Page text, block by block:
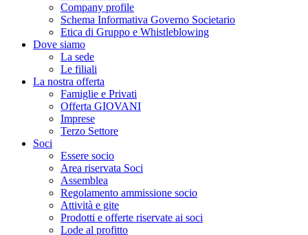
Company profile
Schema Informativa Governo Societario
Etica di Gruppo e Whistleblowing
Dove siamo
La sede
Le filiali
La nostra offerta
Famiglie e Privati
Offerta GIOVANI
Imprese
Terzo Settore
Soci
Essere socio
Area riservata Soci
Assemblea
Regolamento ammissione socio
Attività e gite
Prodotti e offerte riservate ai soci
Lode al profitto